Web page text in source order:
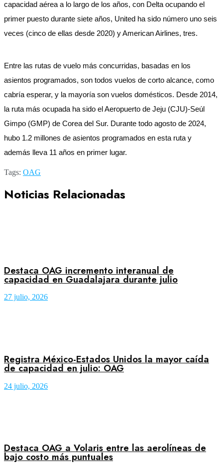
capacidad aérea a lo largo de los años, con Delta ocupando el
primer puesto durante siete años, United ha sido número uno seis
veces (cinco de ellas desde 2020) y American Airlines, tres.
Entre las rutas de vuelo más concurridas, basadas en los
asientos programados, son todos vuelos de corto alcance, como
cabría esperar, y la mayoría son vuelos domésticos. Desde 2014,
la ruta más ocupada ha sido el Aeropuerto de Jeju (CJU)-Seúl
Gimpo (GMP) de Corea del Sur. Durante todo agosto de 2024,
hubo 1.2 millones de asientos programados en esta ruta y
además lleva 11 años en primer lugar.
Tags: OAG
Noticias Relacionadas
Destaca OAG incremento interanual de
capacidad en Guadalajara durante julio
27 julio, 2026
Registra México-Estados Unidos la mayor caída
de capacidad en julio: OAG
24 julio, 2026
Destaca OAG a Volaris entre las aerolíneas de
bajo costo más puntuales